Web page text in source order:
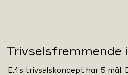
Trivselsfremmende
E.1’s trivselskoncept har 5 mål.